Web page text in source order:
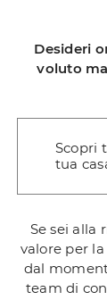
Desideri
voluto
Scopri
tua
Se sei alla
valore per
dal
team di